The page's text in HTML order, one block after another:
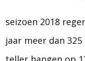
seizoen 2018
jaar meer dan